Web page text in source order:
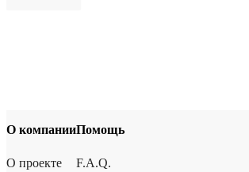
О компании
О проекте
Помощь
F.A.Q.